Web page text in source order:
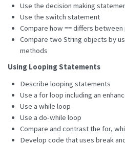
Use the decision making
Use the switch statement
Compare how == differs
Compare two String objects by
methods
Using Looping Statements
Describe looping statements
Use a for loop including an
Use a while loop
Use a do-while loop
Compare and contrast the for,
Develop code that uses break